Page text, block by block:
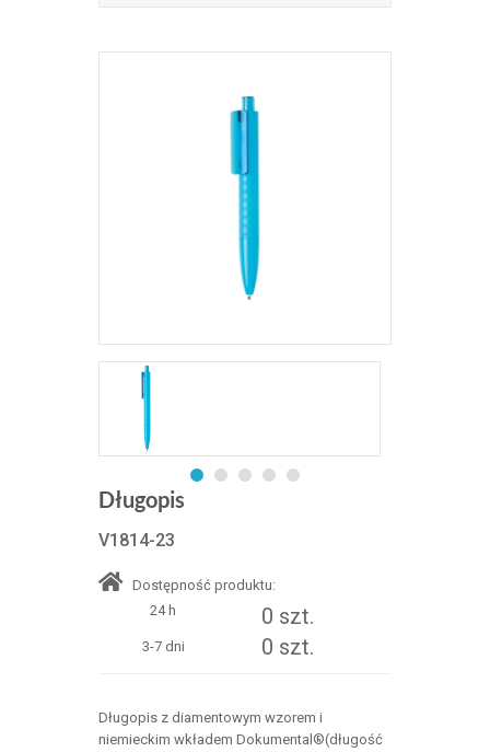
Długopis
V1814-23
Dostępność produktu:
24 h
0 szt.
3-7 dni 0 szt.
Długopis z diamentowym wzorem i
niemieckim wkładem Dokumental®(długość